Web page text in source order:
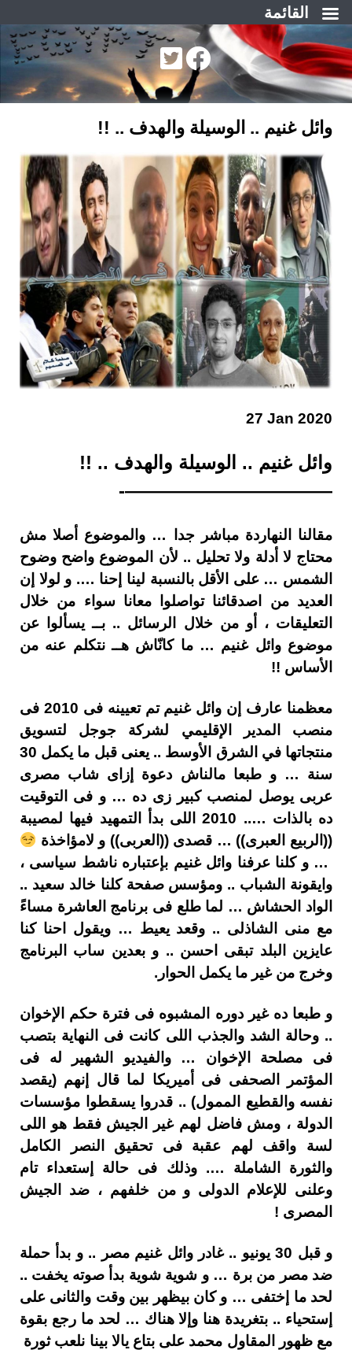
التجاوز
إلى
المحتوى
وائل غنيم .. الوسيلة والهدف .. !!
27 Jan 2020
وائل غنيم .. الوسيلة والهدف .. !!
———————————-
مقالنا النهاردة مباشر جدا … والموضوع أصلا مش
محتاج لا أدلة ولا تحليل .. لأن الموضوع واضح وضوح
الشمس … على الأقل بالنسبة لينا إحنا …. و لولا إن
العديد من اصدقائنا تواصلوا معانا سواء من خلال
التعليقات ، أو من خلال الرسائل .. بــ يسألوا عن
موضوع وائل غنيم … ما كانّاش هــ نتكلم عنه من
الأساس !!
معظمنا عارف إن وائل غنيم تم تعيينه فى 2010 فى
منصب المدير الإقليمي لشركة جوجل لتسويق
منتجاتها في الشرق الأوسط .. يعنى قبل ما يكمل 30
سنة … و طبعا مالناش دعوة إزاى شاب مصرى
عربى يوصل لمنصب كبير زى ده … و فى التوقيت
ده بالذات ….. 2010 اللى بدأ التمهيد فيها لمصيبة
((الربيع العبرى)) … قصدى ((العربى)) و لامؤاخذة
… و كلنا عرفنا وائل غنيم بإعتباره ناشط سياسى ،
وايقونة الشباب .. ومؤسس صفحة كلنا خالد سعيد ..
الواد الحشاش … لما طلع فى برنامج العاشرة مساءً
مع منى الشاذلى .. وقعد يعيط … ويقول احنا كنا
عايزين البلد تبقى احسن .. و بعدين ساب البرنامج
وخرج من غير ما يكمل الحوار.
و طبعا ده غير دوره المشبوه فى فترة حكم الإخوان
.. وحالة الشد والجذب اللى كانت فى النهاية بتصب
فى مصلحة الإخوان … والفيديو الشهير له فى
المؤتمر الصحفى فى أميريكا لما قال إنهم (يقصد
نفسه والقطيع الممول) .. قدروا يسقطوا مؤسسات
الدولة ، ومش فاضل لهم غير الجيش فقط هو اللى
لسة واقف لهم عقبة فى تحقيق النصر الكامل
والثورة الشاملة …. وذلك فى حالة إستعداء تام
وعلنى للإعلام الدولى و من خلفهم ، ضد الجيش
المصرى !
و قبل 30 يونيو .. غادر وائل غنيم مصر .. و بدأ حملة
ضد مصر من برة … و شوية شوية بدأ صوته يخفت ..
لحد ما إختفى … و كان بيظهر بين وقت والثانى على
إستحياء .. بتغريدة هنا وإلا هناك … لحد ما رجع بقوة
مع ظهور المقاول محمد على بتاع يالا بينا نلعب ثورة
القائمة